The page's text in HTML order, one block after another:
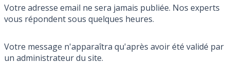
Votre adresse email ne sera jamais publiée. Nos experts
vous répondent sous quelques heures.
Votre message n'apparaîtra qu'après avoir été validé par
un administrateur du site.